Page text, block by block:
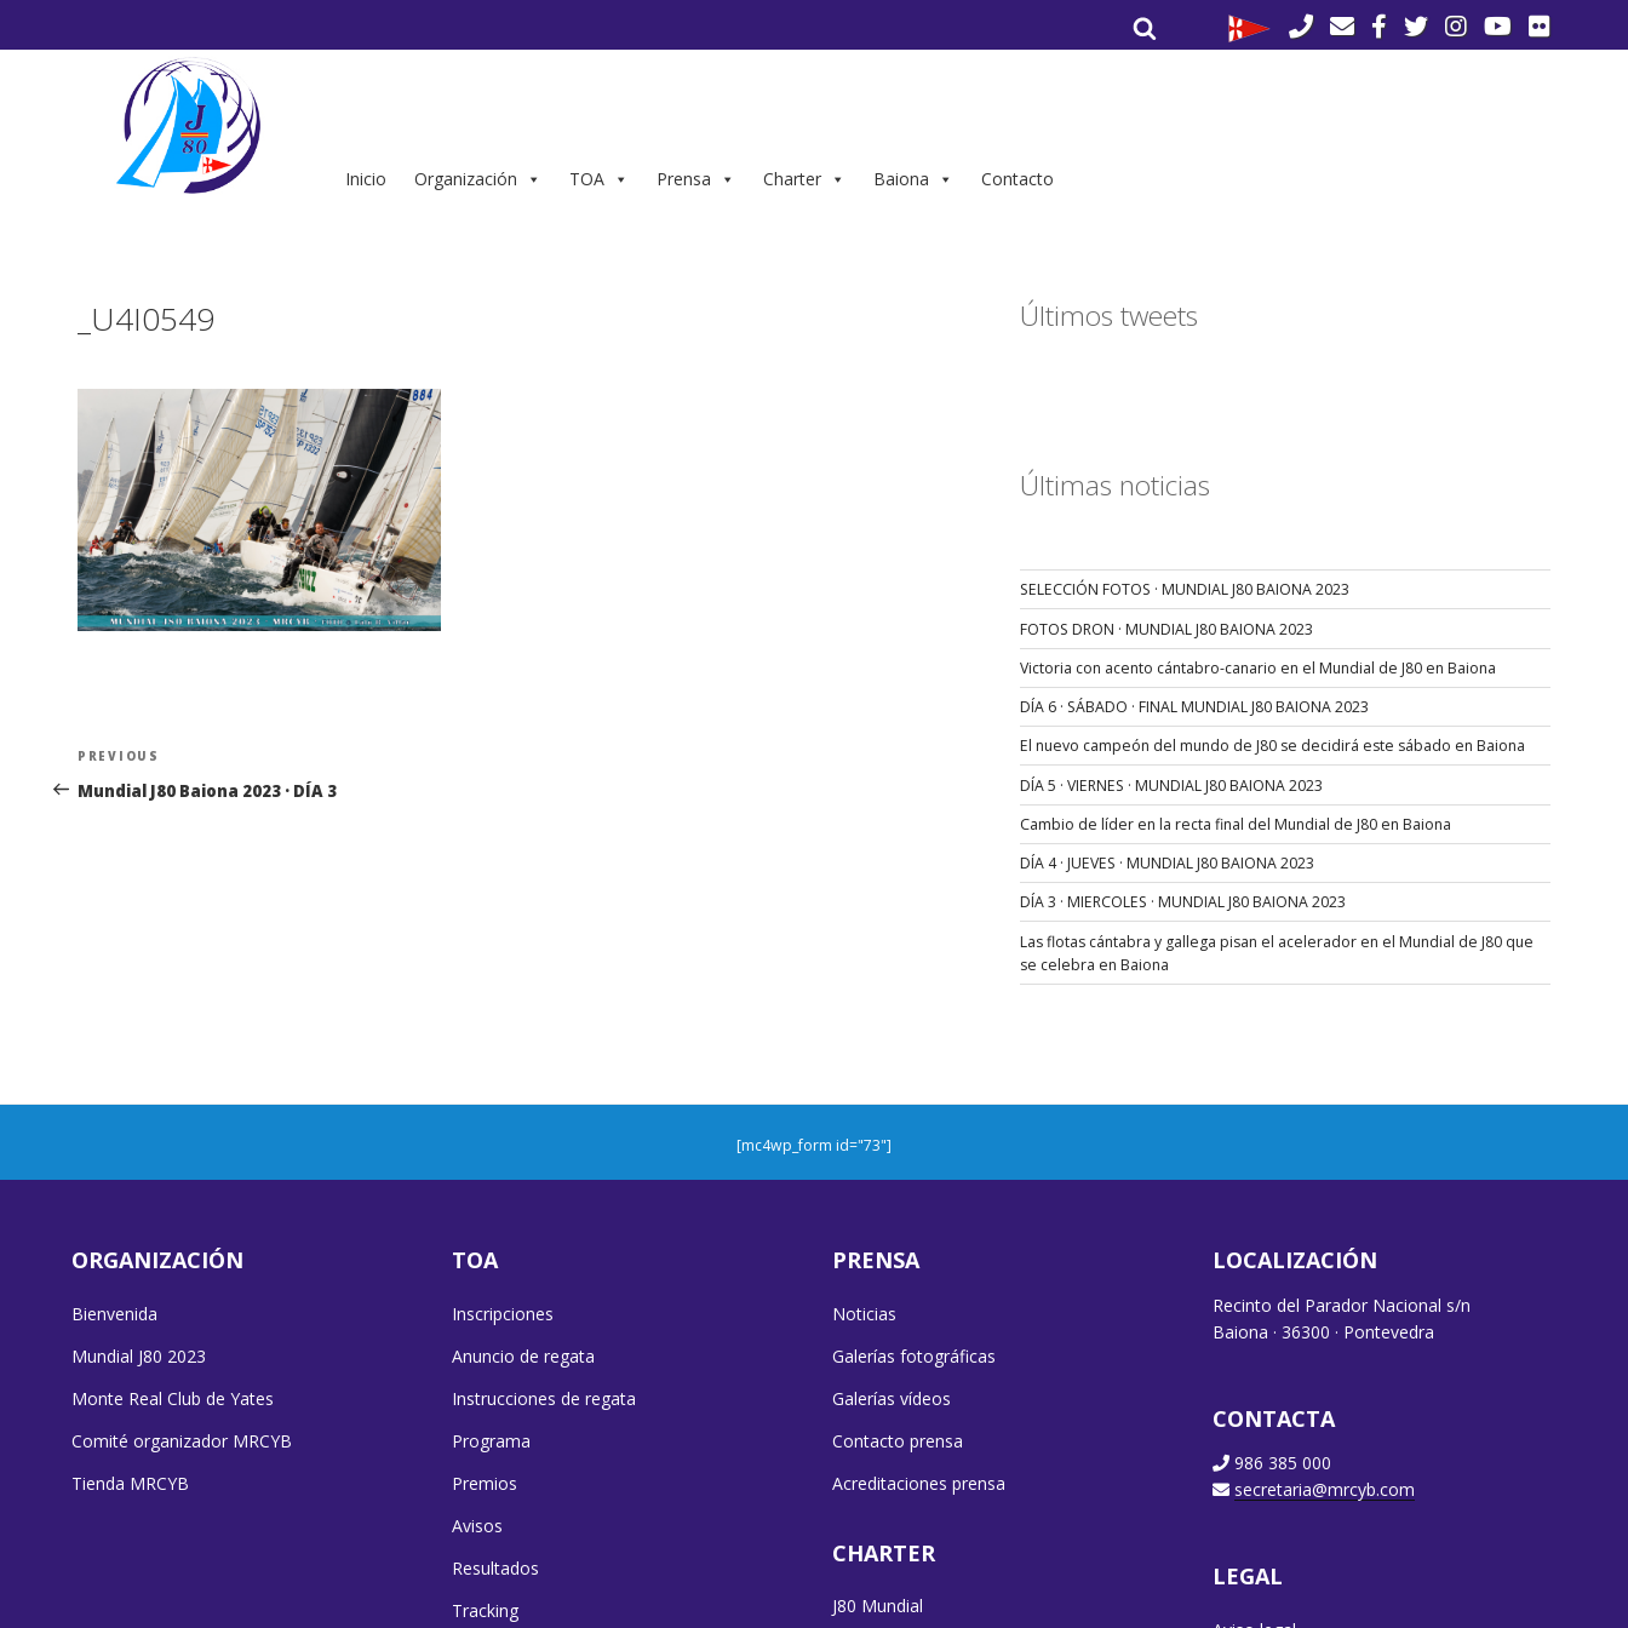
por:
Inicio Organización TOA Prensa Charter Baiona Contacto
_U4I0549
Navegación
de
Previous
Post
PREVIOUS
Mundial J80 Baiona 2023 · DÍA 3
Últimos tweets
Últimas noticias
SELECCIÓN FOTOS · MUNDIAL J80 BAIONA 2023
FOTOS DRON · MUNDIAL J80 BAIONA 2023
Victoria con acento cántabro-canario en el Mundial de J80 en Baiona
DÍA 6 · SÁBADO · FINAL MUNDIAL J80 BAIONA 2023
El nuevo campeón del mundo de J80 se decidirá este sábado en Baiona
DÍA 5 · VIERNES · MUNDIAL J80 BAIONA 2023
Cambio de líder en la recta final del Mundial de J80 en Baiona
DÍA 4 · JUEVES · MUNDIAL J80 BAIONA 2023
DÍA 3 · MIERCOLES · MUNDIAL J80 BAIONA 2023
Las flotas cántabra y gallega pisan el acelerador en el Mundial de J80 que
se celebra en Baiona
[mc4wp_form id="73"]
ORGANIZACIÓN
Bienvenida
Mundial J80 2023
Monte Real Club de Yates
Comité organizador MRCYB
Tienda MRCYB
TOA
Inscripciones
Anuncio de regata
Instrucciones de regata
Programa
Premios
Avisos
Resultados
Tracking
PRENSA
Noticias
Galerías fotográficas
Galerías vídeos
Contacto prensa
Acreditaciones prensa
CHARTER
J80 Mundial
LOCALIZACIÓN
Recinto del Parador Nacional s/n
Baiona · 36300 · Pontevedra
CONTACTA
986 385 000
secretaria@mrcyb.com
LEGAL